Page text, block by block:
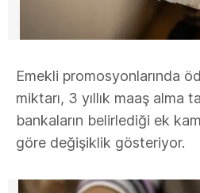
Emekli promosyonlarında
miktarı, 3 yıllık maaş alma
bankaların belirlediği ek
göre değişiklik gösteriyor.